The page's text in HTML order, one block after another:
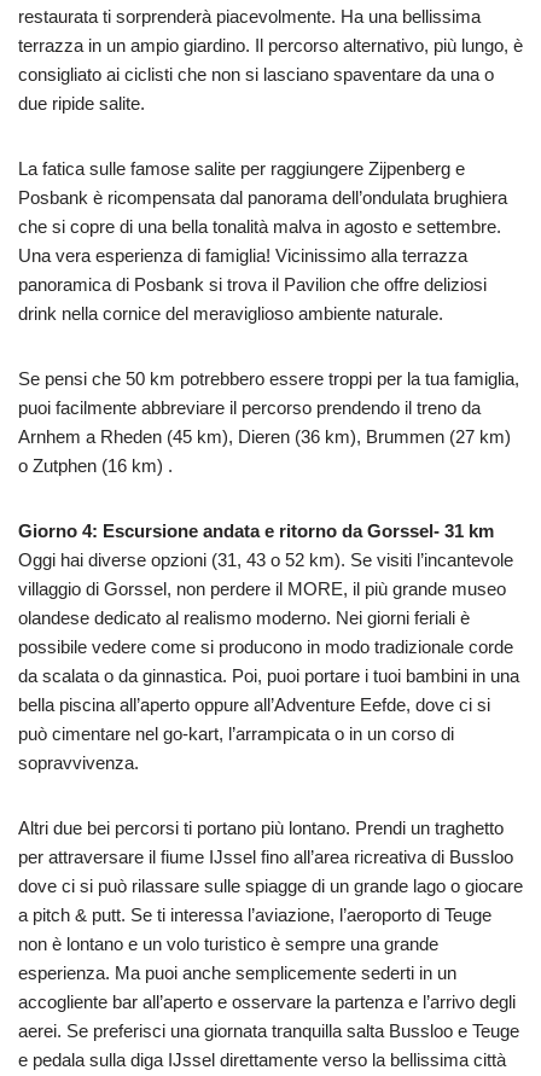
restaurata ti sorprenderà piacevolmente. Ha una bellissima
terrazza in un ampio giardino. Il percorso alternativo, più lungo, è
consigliato ai ciclisti che non si lasciano spaventare da una o
due ripide salite.
La fatica sulle famose salite per raggiungere Zijpenberg e
Posbank è ricompensata dal panorama dell’ondulata brughiera
che si copre di una bella tonalità malva in agosto e settembre.
Una vera esperienza di famiglia! Vicinissimo alla terrazza
panoramica di Posbank si trova il Pavilion che offre deliziosi
drink nella cornice del meraviglioso ambiente naturale.
Se pensi che 50 km potrebbero essere troppi per la tua famiglia,
puoi facilmente abbreviare il percorso prendendo il treno da
Arnhem a Rheden (45 km), Dieren (36 km), Brummen (27 km)
o Zutphen (16 km) .
Giorno 4: Escursione andata e ritorno da Gorssel- 31 km
Oggi hai diverse opzioni (31, 43 o 52 km). Se visiti l’incantevole
villaggio di Gorssel, non perdere il MORE, il più grande museo
olandese dedicato al realismo moderno. Nei giorni feriali è
possibile vedere come si producono in modo tradizionale corde
da scalata o da ginnastica. Poi, puoi portare i tuoi bambini in una
bella piscina all’aperto oppure all’Adventure Eefde, dove ci si
può cimentare nel go-kart, l’arrampicata o in un corso di
sopravvivenza.
Altri due bei percorsi ti portano più lontano. Prendi un traghetto
per attraversare il fiume IJssel fino all’area ricreativa di Bussloo
dove ci si può rilassare sulle spiagge di un grande lago o giocare
a pitch & putt. Se ti interessa l’aviazione, l’aeroporto di Teuge
non è lontano e un volo turistico è sempre una grande
esperienza. Ma puoi anche semplicemente sederti in un
accogliente bar all’aperto e osservare la partenza e l’arrivo degli
aerei. Se preferisci una giornata tranquilla salta Bussloo e Teuge
e pedala sulla diga IJssel direttamente verso la bellissima città